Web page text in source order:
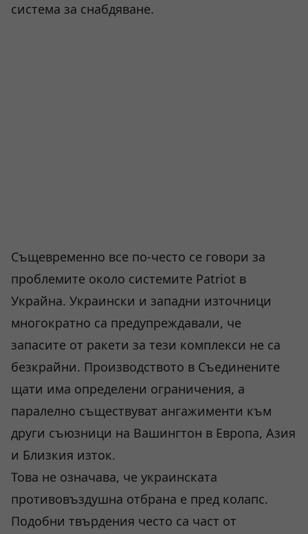
система за снабдяване.
Същевременно все по-често се говори за
проблемите около системите Patriot в
Украйна. Украински и западни източници
многократно са предупреждавали, че
запасите от ракети за тези комплекси не са
безкрайни. Производството в Съединените
щати има определени ограничения, а
паралелно съществуват ангажименти към
други съюзници на Вашингтон в Европа, Азия
и Близкия изток.
Това не означава, че украинската
противовъздушна отбрана е пред колапс.
Подобни твърдения често са част от